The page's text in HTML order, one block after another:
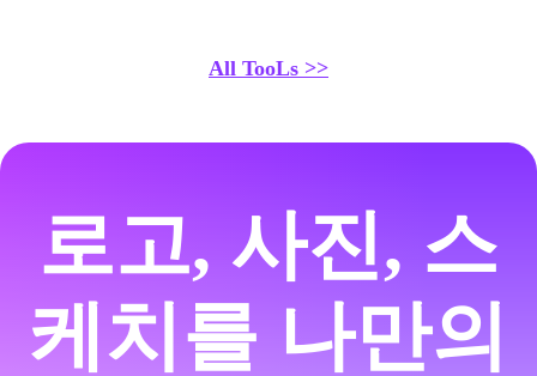
All TooLs >>
로고, 사진, 스
케치를 나만의